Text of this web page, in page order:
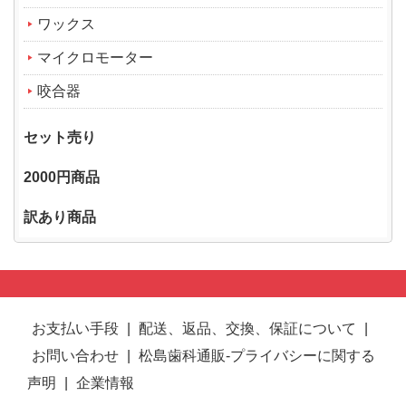
ワックス
マイクロモーター
咬合器
セット売り
2000円商品
訳あり商品
お支払い手段 配送、返品、交換、保証について
お問い合わせ
松島歯科通販-プライバシーに関する
声明
企業情報